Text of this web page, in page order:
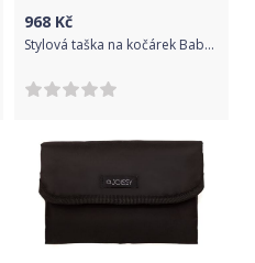
968 Kč
Stylová taška na kočárek Baby Nellys Hand Made - Květinky/flowers - zelená, Ce19